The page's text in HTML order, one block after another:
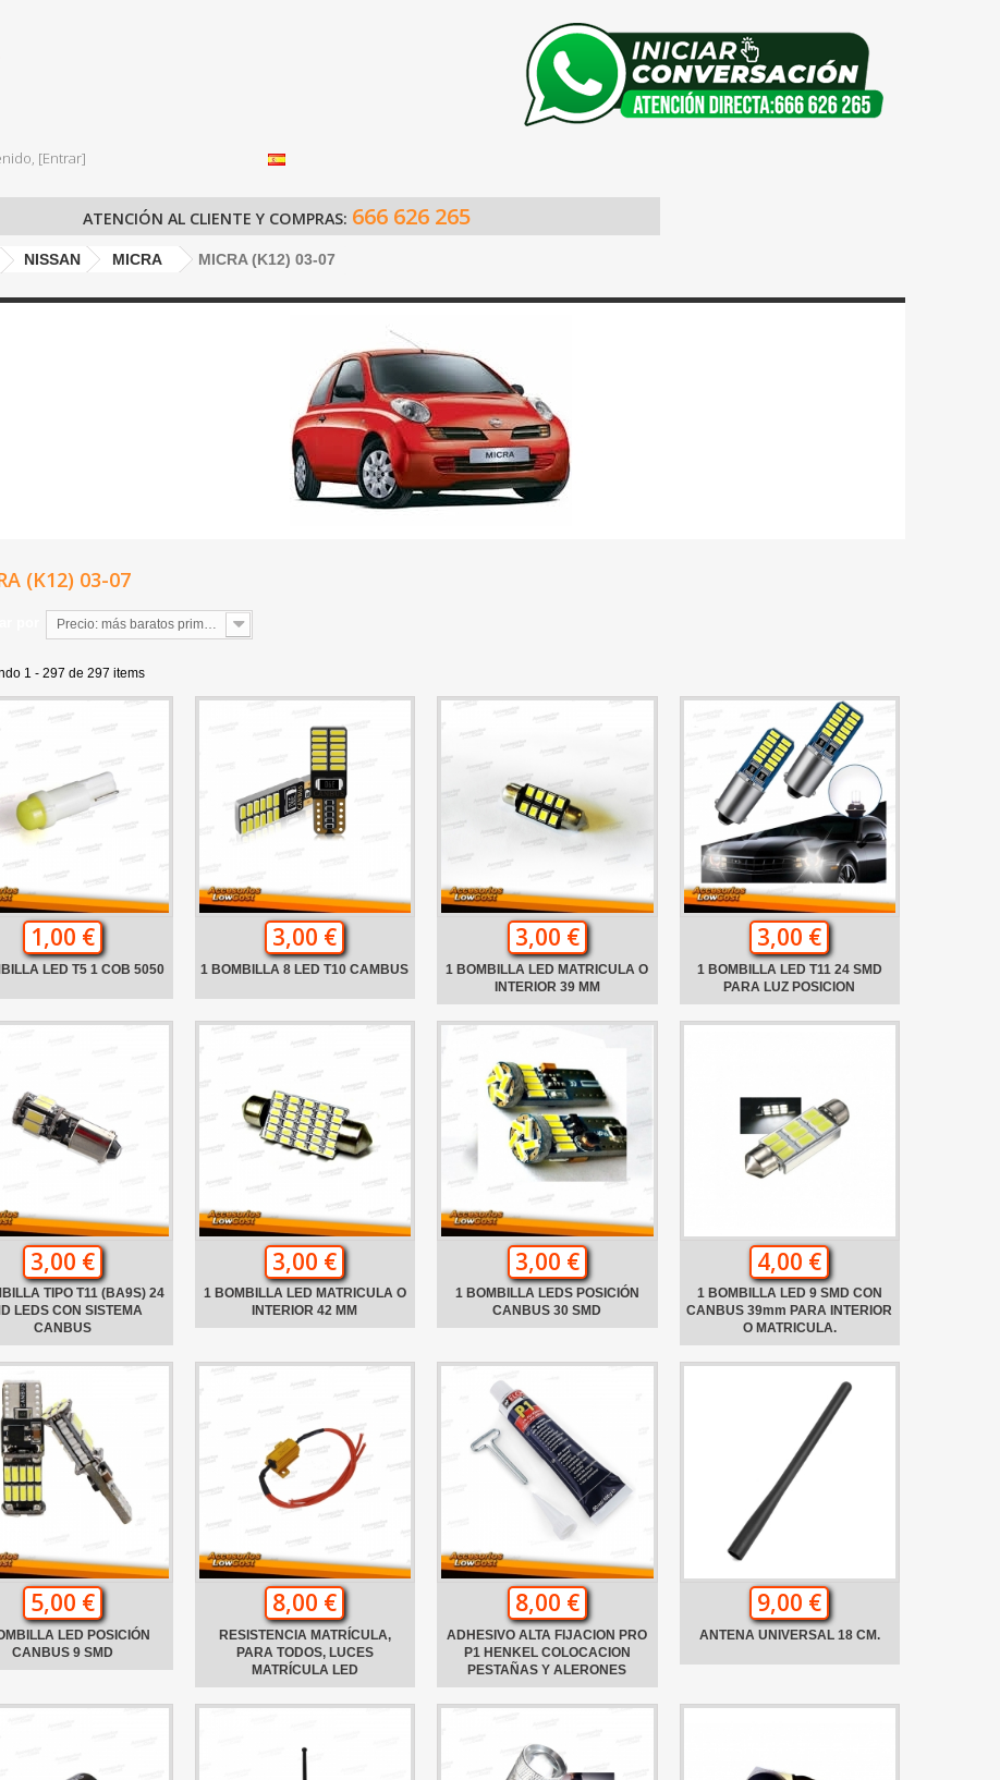
[Entrar]
ATENCIÓN AL CLIENTE Y COMPRAS: 666 626 265
NISSAN MICRA MICRA (K12) 03-07
(K12) 03-07
Precio: más baratos primero
1 - 297 de 297 items
1,00 €
LED T5 1 COB 5050
3,00 €
1 BOMBILLA 8 LED T10 CAMBUS
3,00 €
1 BOMBILLA LED MATRICULA O
INTERIOR 39 MM
3,00 €
1 BOMBILLA LED T11 24 SMD
PARA LUZ POSICION
3,00 €
TIPO T11 (BA9S) 24
LEDS CON SISTEMA
CANBUS
3,00 €
1 BOMBILLA LED MATRICULA O
INTERIOR 42 MM
3,00 €
1 BOMBILLA LEDS POSICIÓN
CANBUS 30 SMD
4,00 €
1 BOMBILLA LED 9 SMD CON
CANBUS 39mm PARA INTERIOR
O MATRICULA.
5,00 €
LED POSICIÓN
CANBUS 9 SMD
8,00 €
RESISTENCIA MATRÍCULA,
PARA TODOS, LUCES
MATRÍCULA LED
8,00 €
ADHESIVO ALTA FIJACION PRO
P1 HENKEL COLOCACION
PESTAÑAS Y ALERONES
9,00 €
ANTENA UNIVERSAL 18 CM.